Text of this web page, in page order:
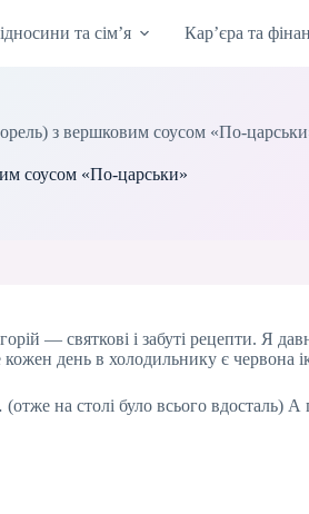
та сім’я Кар’єра та
з вершковим соусом «По-
соусом «По-царськи»
— святкові і забуті рецепти. Я
день в холодильнику є червона
на столі було всього вдосталь)